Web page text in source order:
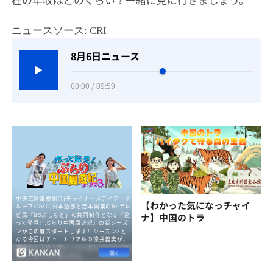
ニュースソース: CRI
8月6日ニュース
00:00 / 09:59
【わかった気になっチャイ
ナ】中国のトラ